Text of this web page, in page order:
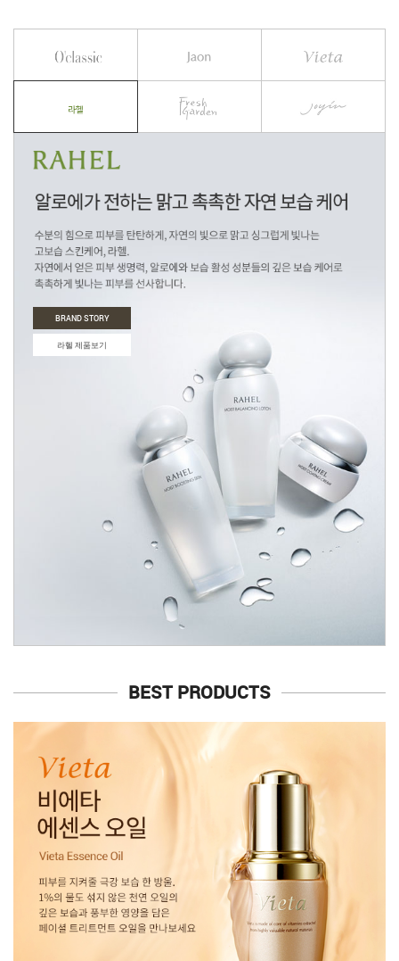
BRAND STORY
BRAND STORY
비에타 제품보기
BRAND STORY
라헬 제품보기
BRAND STORY
BRAND STORY
조이인 제품보기
BEST PRODUCTS